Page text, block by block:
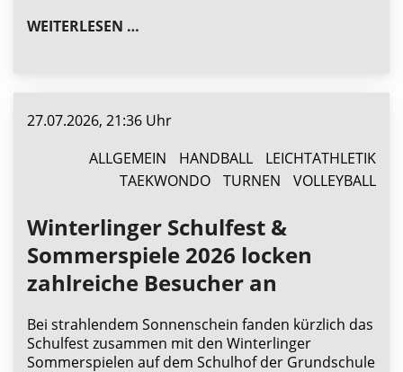
WEITERLESEN …
27.07.2026, 21:36 Uhr
ALLGEMEIN
HANDBALL
LEICHTATHLETIK
TAEKWONDO
TURNEN VOLLEYBALL
Winterlinger Schulfest &
Sommerspiele 2026 locken
zahlreiche Besucher an
Bei strahlendem Sonnenschein fanden kürzlich das
Schulfest zusammen mit den Winterlinger
Sommerspielen auf dem Schulhof der Grundschule